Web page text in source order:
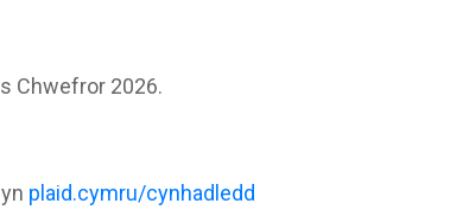
Chwefror 2026.
plaid.cymru/cynhadledd